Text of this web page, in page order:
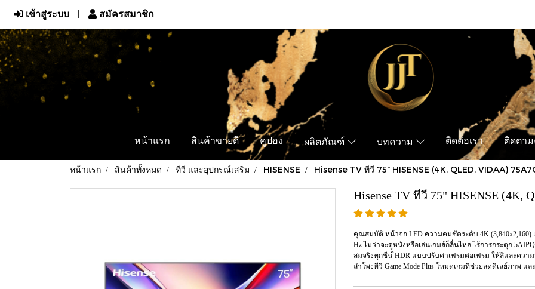
เข้าสู่ระบบ สมัครสมาชิก
หน้าแรก สินค้าขายดี คูปอง ผลิตภัณฑ์ บทความ ติดต่อเรา ติดตา
หน้าแรก สินค้าทั้งหมด ทีวี และอุปกรณ์เสริม HISENSE Hisense TV ทีวี 75" HISENSE (4K, QLED, VIDAA)
Hisense TV ทีวี 75" HISENSE (4K,
คุณสมบัติ หน้าจอ LED ความคมชัดระดับ 4K
Hz ไม่ว่าจะดูหนังหรือเล่นเกมส์ก็ลื่นไหล ไร้การกระตุก
สมจริงทุกซีน ็HDR แบบปรับค่าเฟรมต่อเฟรม ให้สีและควา
ลำโพงทีวี Game Mode Plus โหมดเกมที่ช่วยลดดีเลย์ภาพ แ